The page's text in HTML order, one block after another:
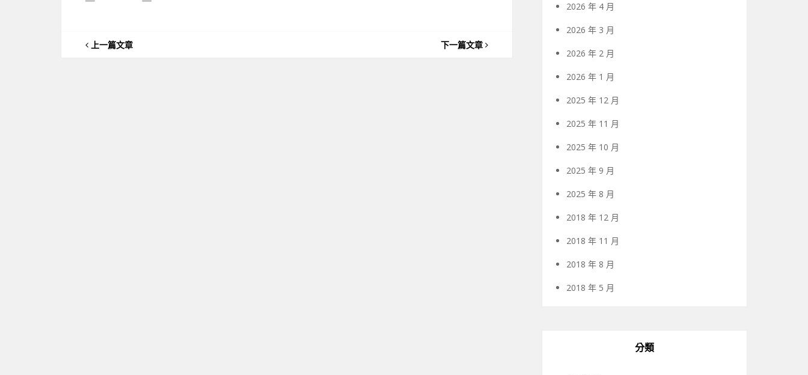
上一篇文章 下一篇文章
2026 年 4 月
2026 年 3 月
2026 年 2 月
2026 年 1 月
2025 年 12 月
2025 年 11 月
2025 年 10 月
2025 年 9 月
2025 年 8 月
2018 年 12 月
2018 年 11 月
2018 年 8 月
2018 年 5 月
分類